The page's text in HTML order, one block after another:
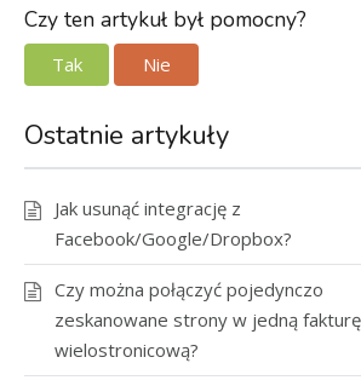
Czy ten artykuł był pomocny?
Tak Nie
Ostatnie artykuły
Jak usunąć integrację z
Facebook/Google/Dropbox?
Czy można połączyć pojedynczo
zeskanowane strony w jedną fakturę
wielostronicową?